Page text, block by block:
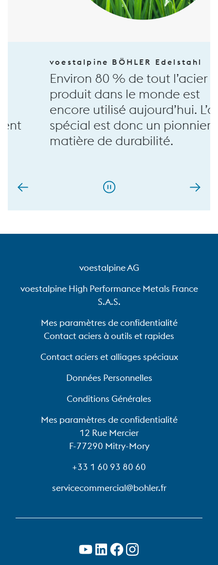
voestalpine BÖHLER Edelstahl
Environ 80 % de tout l’acier
produit dans le monde est
encore utilisé aujourd’hui. L’acier
spécial est donc un pionnier en
matière de durabilité.
voestalpine AG
voestalpine High Performance Metals France
S.A.S.
Mes paramètres de confidentialité
Contact aciers à outils et rapides
Contact aciers et alliages spéciaux
Données Personnelles
Conditions Générales
Mes paramètres de confidentialité
12 Rue Mercier
F-77290 Mitry-Mory
+33 1 60 93 80 60
servicecommercial@bohler.fr